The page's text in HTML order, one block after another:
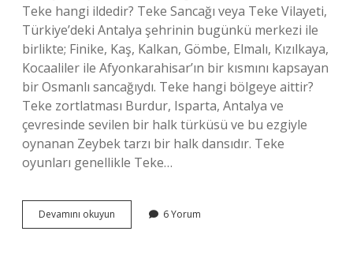
Teke hangi ildedir? Teke Sancağı veya Teke Vilayeti,
Türkiye’deki Antalya şehrinin bugünkü merkezi ile
birlikte; Finike, Kaş, Kalkan, Gömbe, Elmalı, Kızılkaya,
Kocaaliler ile Afyonkarahisar’ın bir kısmını kapsayan
bir Osmanlı sancağıydı. Teke hangi bölgeye aittir?
Teke zortlatması Burdur, Isparta, Antalya ve
çevresinde sevilen bir halk türküsü ve bu ezgiyle
oynanan Zeybek tarzı bir halk dansıdır. Teke
oyunları genellikle Teke…
Devamını okuyun
Hangi
6 Yorum